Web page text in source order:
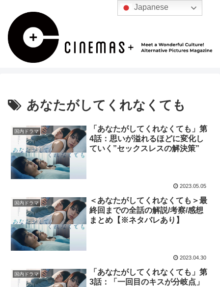
あなたがしてくれなくても
国内ドラマ
「あなたがしてくれなくても」第
4話：思いが溢れるほどに変化し
ていく”セックスレスの解決策”
2023.05.05
国内ドラマ
＜あなたがしてくれなくても＞最
終回までの全話の解説/考察/感想
まとめ【※ネタバレあり】
2023.04.30
国内ドラマ
「あなたがしてくれなくても」第
3話：「一回目のキスが分岐点」
Japanese